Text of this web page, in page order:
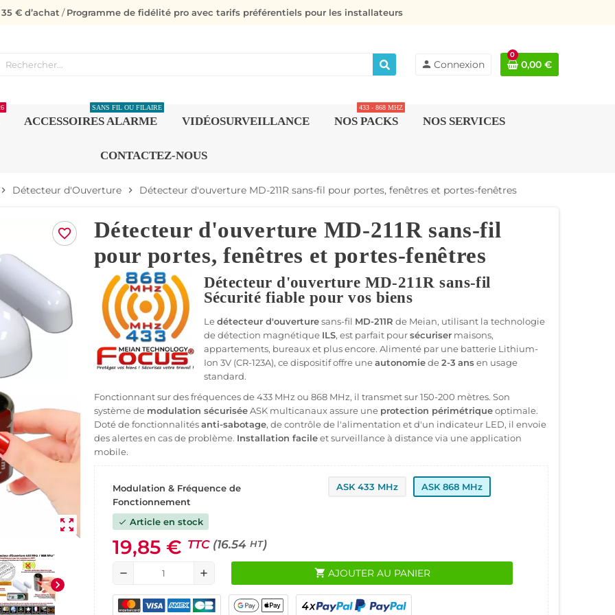
€ d’achat /Programme de fidélité pro avec tarifs préférentiels pour les installateurs
person Connexion
0
0,00 €
ACCESSOIRES ALARME
SANS FIL OU FILAIRE
VIDÉOSURVEILLANCE NOS PACKS
433 - 868 MHZ
NOS SERVICES
CONTACTEZ-NOUS
chevron_right Détecteur d'Ouverture chevron_right Détecteur d'ouverture MD-211R sans-fil pour portes, fenêtres et portes-fenêtres
favorite_border
zoom_out_map
chevron_right
Détecteur d'ouverture MD-211R sans-fil
pour portes, fenêtres et portes-fenêtres
Détecteur d'ouverture MD-211R sans-fil
Sécurité fiable pour vos biens
Ledétecteur d'ouverturesans-fil MD-211R de Meian, utilisant la technologie
de détection magnétique ILS, est parfait poursécurisermaisons,
appartements, bureaux et plus encore. Alimenté par une batterie Lithium-
Ion 3V (CR-123A), ce dispositif offre uneautonomiede2-3 ansen usage
standard.
Fonctionnant sur des fréquences de 433 MHz ou 868 MHz, il transmet sur 150-200 mètres. Son
système de modulation sécuriséeASK multicanaux assure une protection périmétriqueoptimale.
Doté de fonctionnalitésanti-sabotage, de contrôle de l'alimentation et d'un indicateur LED, il envoie
des alertes en cas de problème. Installation facileet surveillance à distance via une application
mobile.
Modulation & Fréquence de
Fonctionnement
ASK 433 MHz ASK 868 MHz
check Article en stock
19,85 € TTC (16.54 HT)
remove add shopping_cart AJOUTER AU PANIER